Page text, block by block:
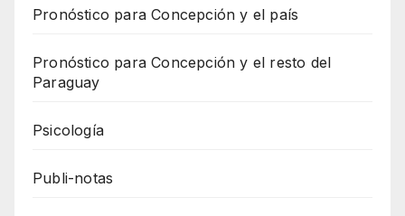
Pronóstico para Concepción y el país
Pronóstico para Concepción y el resto del
Paraguay
Psicología
Publi-notas